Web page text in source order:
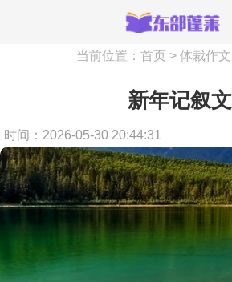
当前位置： 首页 > 体裁作文
新年记叙文
时间：2026-05-30 20:44:31